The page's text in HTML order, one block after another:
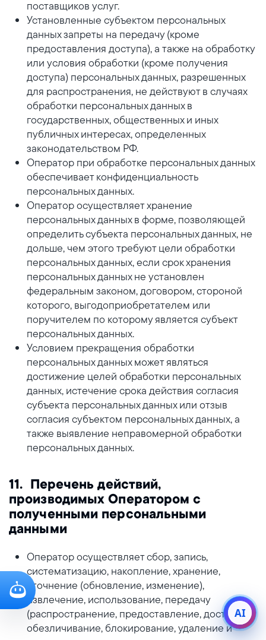
поставщиков услуг.
Установленные субъектом персональных
данных запреты на передачу (кроме
предоставления доступа), а также на обработку
или условия обработки (кроме получения
доступа) персональных данных, разрешенных
для распространения, не действуют в случаях
обработки персональных данных в
государственных, общественных и иных
публичных интересах, определенных
законодательством РФ.
Оператор при обработке персональных данных
обеспечивает конфиденциальность
персональных данных.
Оператор осуществляет хранение
персональных данных в форме, позволяющей
определить субъекта персональных данных, не
дольше, чем этого требуют цели обработки
персональных данных, если срок хранения
персональных данных не установлен
федеральным законом, договором, стороной
которого, выгодоприобретателем или
поручителем по которому является субъект
персональных данных.
Условием прекращения обработки
персональных данных может являться
достижение целей обработки персональных
данных, истечение срока действия согласия
субъекта персональных данных или отзыв
согласия субъектом персональных данных, а
также выявление неправомерной обработки
персональных данных.
11. Перечень действий,
производимых Оператором с
полученными персональными
данными
Оператор осуществляет сбор, запись,
систематизацию, накопление, хранение,
уточнение (обновление, изменение),
извлечение, использование, передачу
(распространение, предоставление, доступ),
обезличивание, блокирование, удаление и
AI